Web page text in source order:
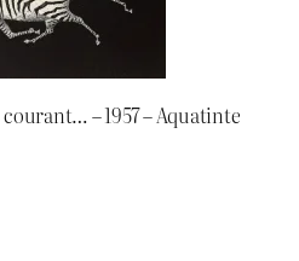
– 1957 – Aquatinte